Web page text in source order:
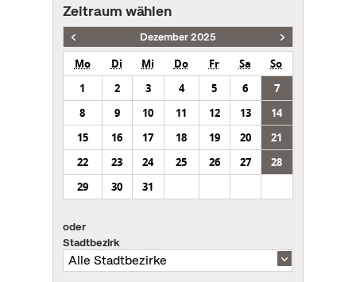
Zeitraum wählen
Dezember 2025
Mo Di Mi Do Fr Sa
So
1
2 3 4 5 6
7
8
9 10 11 12 13
14
15
16 17 18 19 20
21
22
23 24 25 26 27
28
29
30 31
oder
Stadtbezirk